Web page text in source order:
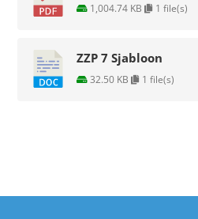
1,004.74 KB 1 file(s)
ZZP 7 Sjabloon
32.50 KB 1 file(s)